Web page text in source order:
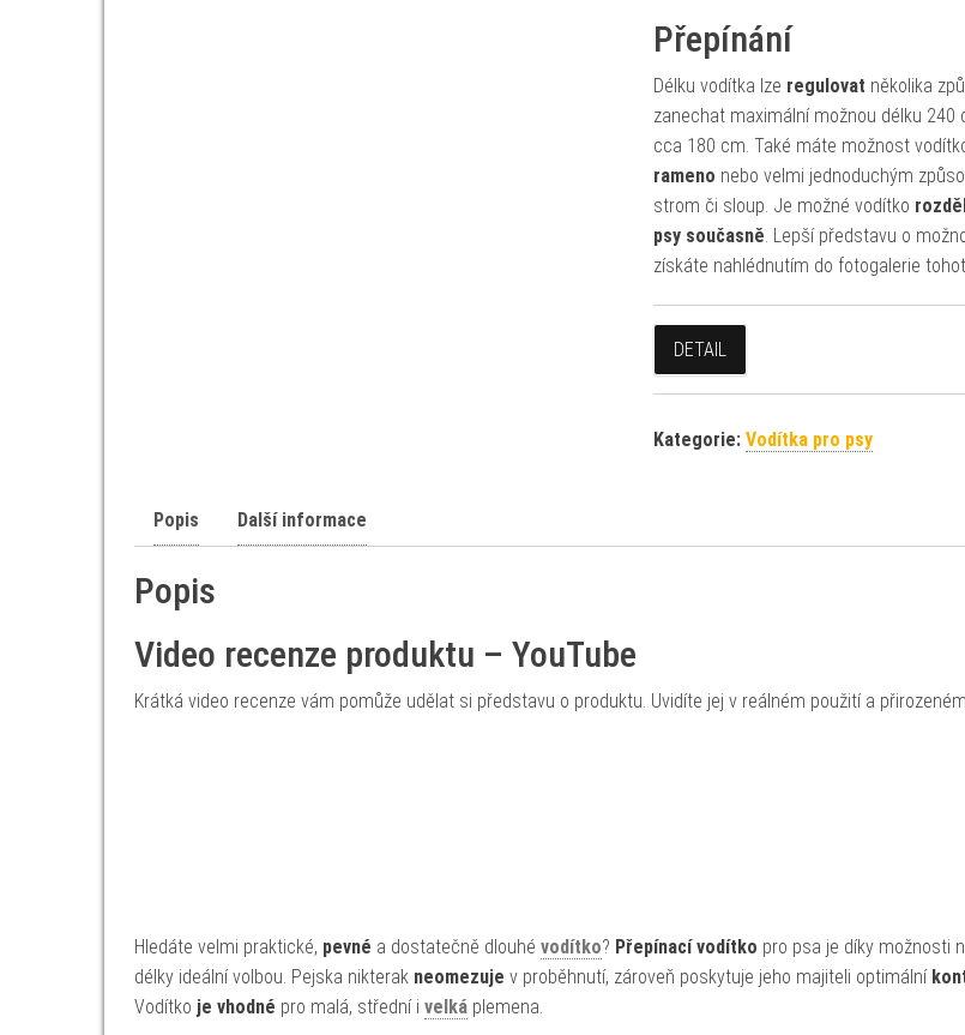
Přepínání
Délku vodítka lze regulovat několika
zanechat maximální možnou délku 240
cca 180 cm. Také máte možnost
rameno nebo velmi jednoduchým
strom či sloup. Je možné vodítko
psy současně. Lepší představu o
získáte nahlédnutím do fotogalerie
DETAIL
Kategorie: Vodítka pro psy
Popis Další informace
Popis
Video recenze produktu – YouTube
Krátká video recenze vám pomůže udělat si představu o produktu. Uvidíte jej v reálném použití a
Hledáte velmi praktické, pevné a dostatečně dlouhé vodítko? Přepínací vodítko pro psa je díky možnosti
délky ideální volbou. Pejska nikterak neomezuje v proběhnutí, zároveň poskytuje jeho majiteli optimální
Vodítko je vhodné pro malá, střední i velká plemena.